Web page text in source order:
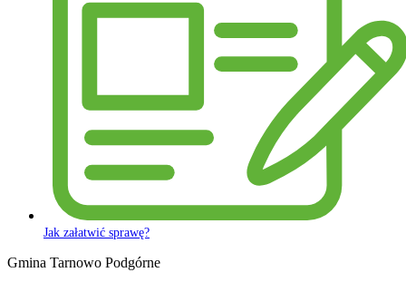
Jak załatwić sprawę?
Gmina Tarnowo Podgórne